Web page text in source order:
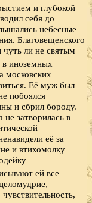
и глубокой
себя до
небесные
Благовещенского
чуть ли не святым
иноземных
московских
Её муж был
побоялся
и сбрил бороду.
затворилась в
её за
и втихомолку
ей все